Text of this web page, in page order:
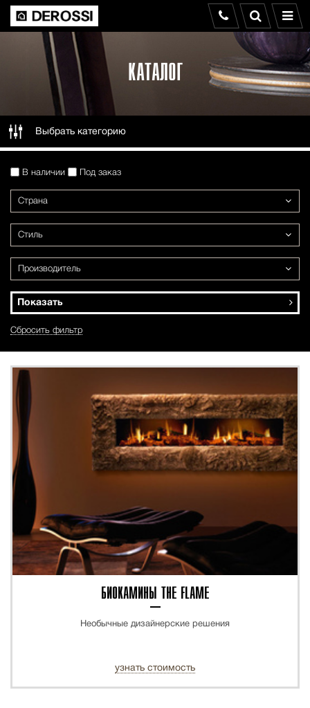
КАТАЛОГ
Выбрать категорию
В наличии Под заказ
Страна
Стиль
Производитель
Показать
Сбросить фильтр
БИОКАМИНЫ THE FLAME
Необычные дизайнерские решения
узнать стоимость